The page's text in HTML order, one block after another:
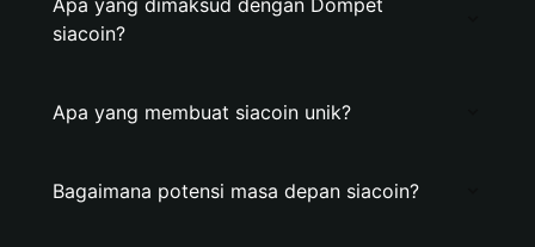
Apa yang dimaksud dengan Dompet
siacoin?
Apa yang membuat siacoin unik?
Bagaimana potensi masa depan siacoin?